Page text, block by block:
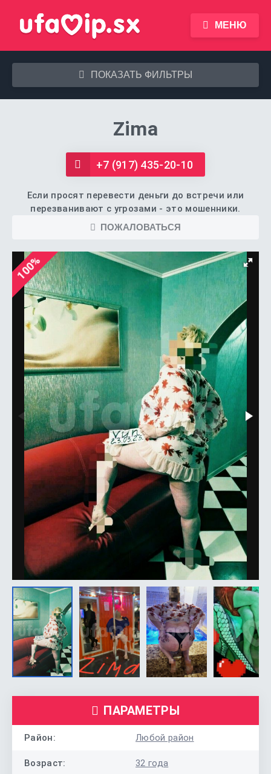
МЕНЮ
ПОКАЗАТЬ ФИЛЬТРЫ
Zima
+7 (917) 435-20-10
Если просят перевести деньги до встречи или
перезванивают с угрозами - это мошенники.
ПОЖАЛОВАТЬСЯ
100%
ПАРАМЕТРЫ
Район: Любой район
Возраст: 32 года